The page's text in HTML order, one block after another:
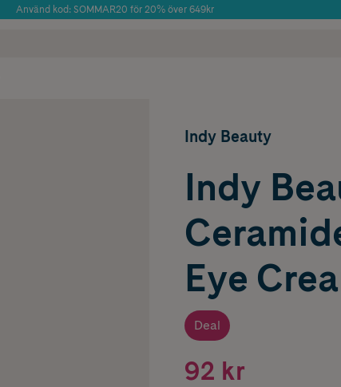
Använd kod: SOMMAR20 för 20% över 649kr
Indy Beauty
Indy
Eye
Deal
92 kr